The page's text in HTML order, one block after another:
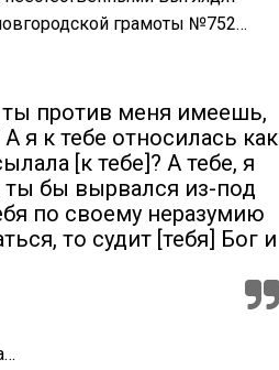
грамоты №752…
ты против меня имеешь,
я к тебе относилась как
[к тебе]? А тебе, я
бы вырвался из-под
по своему неразумию
то судит [тебя] Бог и